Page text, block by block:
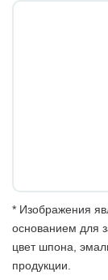
* Изображения
основанием для
цвет шпона,
продукции.